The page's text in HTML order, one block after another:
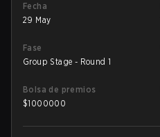
Fecha
29 May
Fase
Group Stage - Round 1
Bolsa de premios
$1000000